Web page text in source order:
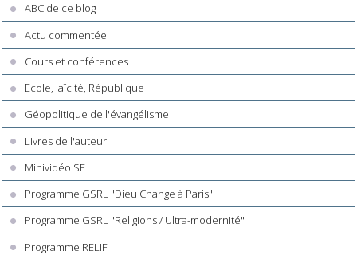
ABC de ce blog
Actu commentée
Cours et conférences
Ecole, laïcité, République
Géopolitique de l'évangélisme
Livres de l'auteur
Minividéo SF
Programme GSRL "Dieu Change à Paris"
Programme GSRL "Religions / Ultra-modernité"
Programme RELIF